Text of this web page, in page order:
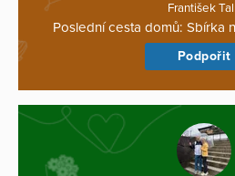
František
Poslední cesta domů: Sbírka
Podpořit